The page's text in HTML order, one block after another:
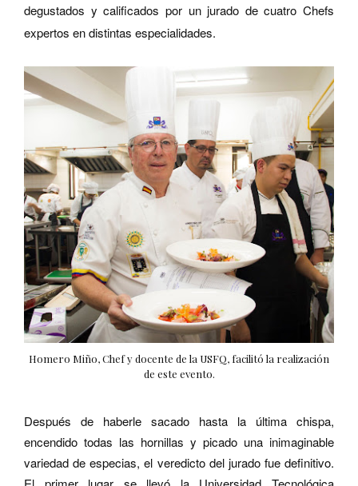
degustados y calificados por un jurado de cuatro Chefs
expertos en distintas especialidades.
Homero Miño, Chef y docente de la USFQ, facilitó la realización
de este evento.
Después de haberle sacado hasta la última chispa,
encendido todas las hornillas y picado una inimaginable
variedad de especias, el veredicto del jurado fue definitivo.